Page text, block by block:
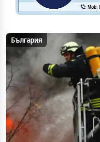
България